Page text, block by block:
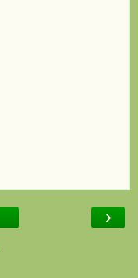
›